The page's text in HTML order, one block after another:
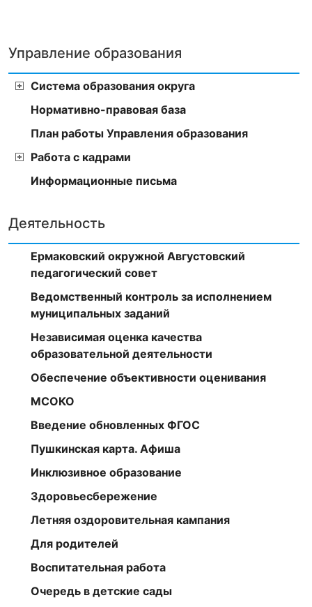
Управление образования
Система образования округа
Нормативно-правовая база
План работы Управления образования
Работа с кадрами
Информационные письма
Деятельность
Ермаковский окружной Августовский
педагогический совет
Ведомственный контроль за исполнением
муниципальных заданий
Независимая оценка качества
образовательной деятельности
Обеспечение объективности оценивания
МСОКО
Введение обновленных ФГОС
Пушкинская карта. Афиша
Инклюзивное образование
Здоровьесбережение
Летняя оздоровительная кампания
Для родителей
Воспитательная работа
Очередь в детские сады